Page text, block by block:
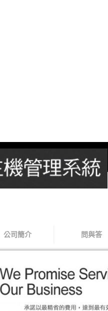
公司簡介 問與答